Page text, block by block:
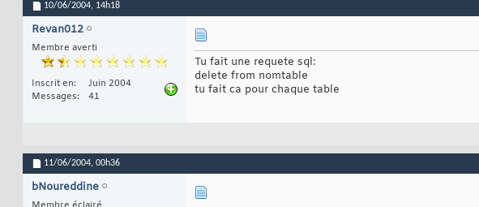
10/06/2004, 14h18
Revan012
Membre averti
Inscrit en
Juin 2004
Messages
41
Tu fait une requete sql:
delete from nomtable
tu fait ca pour chaque table
11/06/2004, 00h36
bNoureddine